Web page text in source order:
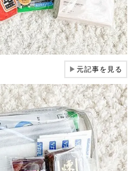
▶元記事を見る